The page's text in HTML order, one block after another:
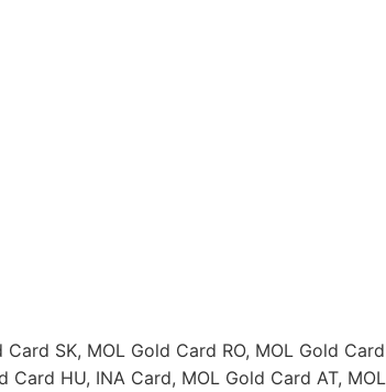
SK, MOL Gold Card RO, MOL Gold Card
Card HU, INA Card, MOL Gold Card AT, MOL